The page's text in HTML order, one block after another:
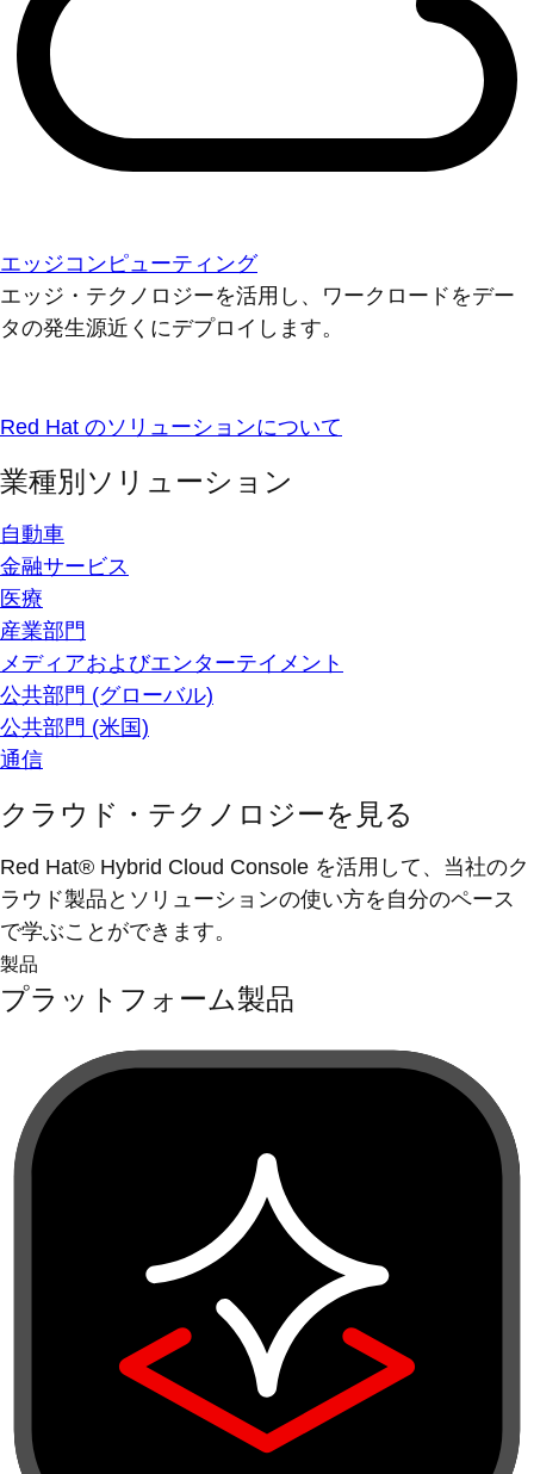
エッジコンピューティング
エッジ・テクノロジーを活用し、ワークロードをデー
タの発生源近くにデプロイします。
Red Hat のソリューションについて
業種別ソリューション
自動車
金融サービス
医療
産業部門
メディアおよびエンターテイメント
公共部門 (グローバル)
公共部門 (米国)
通信
クラウド・テクノロジーを見る
Red Hat® Hybrid Cloud Console を活用して、当社のク
ラウド製品とソリューションの使い方を自分のペース
で学ぶことができます。
製品
プラットフォーム製品